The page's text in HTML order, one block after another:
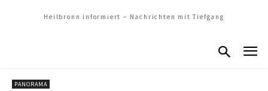
Heilbronn informiert – Nachrichten mit Tiefgang
PANORAMA